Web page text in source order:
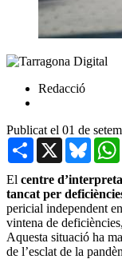
Redacció
Publicat el 01 de
Share X
El centre
tancat per
pericial independent
vintena de
Aquesta situació ha
de l’esclat de la